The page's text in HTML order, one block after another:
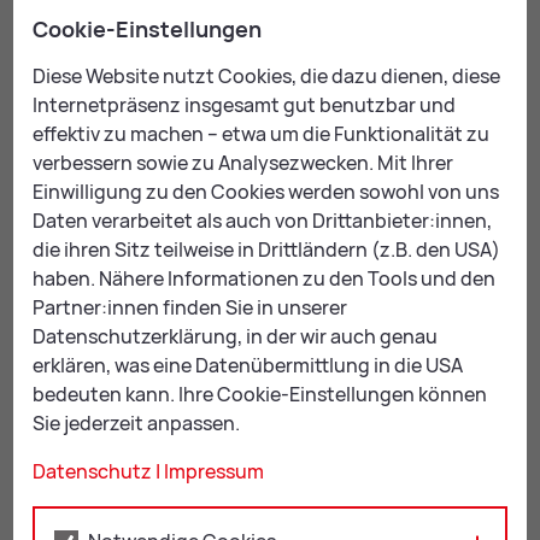
Friedhof Donawitz, Bild: BüKo
Plan: Friedhof Leoben-Donawitz
Cookie-Einstellungen
Diese Website nutzt Cookies, die dazu dienen, diese
Internetpräsenz insgesamt gut benutzbar und
effektiv zu machen – etwa um die Funktionalität zu
verbessern sowie zu Analysezwecken. Mit Ihrer
Einwilligung zu den Cookies werden sowohl von uns
Daten verarbeitet als auch von Drittanbieter:innen,
die ihren Sitz teilweise in Drittländern (z.B. den USA)
haben. Nähere Informationen zu den Tools und den
Partner:innen finden Sie in unserer
Datenschutzerklärung, in der wir auch genau
erklären, was eine Datenübermittlung in die USA
bedeuten kann. Ihre Cookie-Einstellungen können
Sie jederzeit anpassen.
Datenschutz | Impressum